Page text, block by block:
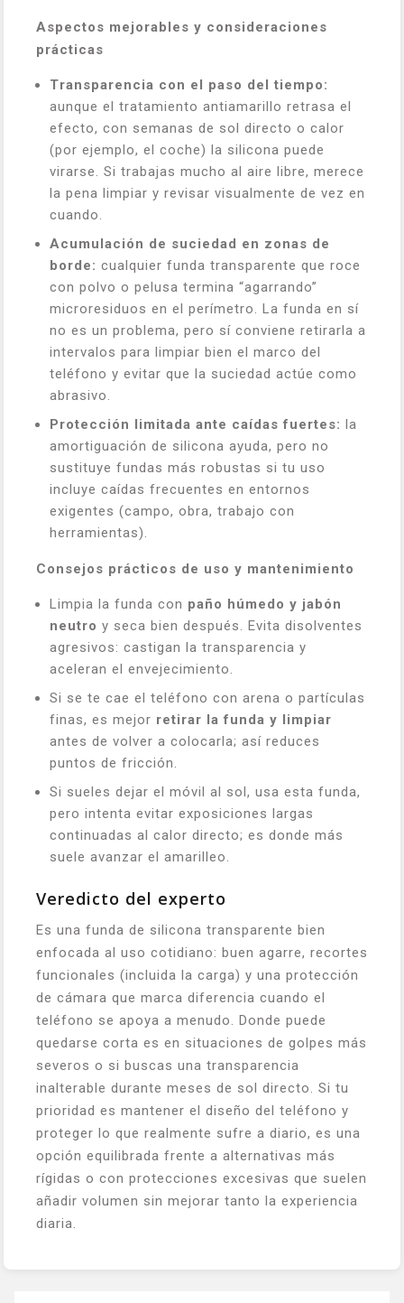
Aspectos mejorables y consideraciones
prácticas
Transparencia con el paso del tiempo:
aunque el tratamiento antiamarillo retrasa el
efecto, con semanas de sol directo o calor
(por ejemplo, el coche) la silicona puede
virarse. Si trabajas mucho al aire libre, merece
la pena limpiar y revisar visualmente de vez en
cuando.
Acumulación de suciedad en zonas de
borde: cualquier funda transparente que roce
con polvo o pelusa termina “agarrando”
microresiduos en el perímetro. La funda en sí
no es un problema, pero sí conviene retirarla a
intervalos para limpiar bien el marco del
teléfono y evitar que la suciedad actúe como
abrasivo.
Protección limitada ante caídas fuertes: la
amortiguación de silicona ayuda, pero no
sustituye fundas más robustas si tu uso
incluye caídas frecuentes en entornos
exigentes (campo, obra, trabajo con
herramientas).
Consejos prácticos de uso y mantenimiento
Limpia la funda con paño húmedo y jabón
neutro y seca bien después. Evita disolventes
agresivos: castigan la transparencia y
aceleran el envejecimiento.
Si se te cae el teléfono con arena o partículas
finas, es mejor retirar la funda y limpiar
antes de volver a colocarla; así reduces
puntos de fricción.
Si sueles dejar el móvil al sol, usa esta funda,
pero intenta evitar exposiciones largas
continuadas al calor directo; es donde más
suele avanzar el amarilleo.
Veredicto del experto
Es una funda de silicona transparente bien
enfocada al uso cotidiano: buen agarre, recortes
funcionales (incluida la carga) y una protección
de cámara que marca diferencia cuando el
teléfono se apoya a menudo. Donde puede
quedarse corta es en situaciones de golpes más
severos o si buscas una transparencia
inalterable durante meses de sol directo. Si tu
prioridad es mantener el diseño del teléfono y
proteger lo que realmente sufre a diario, es una
opción equilibrada frente a alternativas más
rígidas o con protecciones excesivas que suelen
añadir volumen sin mejorar tanto la experiencia
diaria.